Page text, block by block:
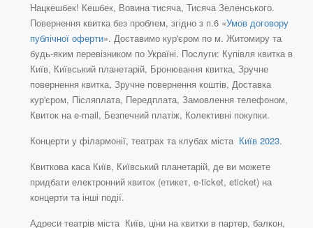
Нацкешбек! Кешбек, Вовина тисяча, Тисяча Зеленського.
Повернення квитка без проблем, згідно з п.6 «Умов договору
публічної оферти». Доставимо кур'єром по м. Житомиру та
будь-яким перевізником по Україні. Послуги: Купівля квитка в
Київ, Київський планетарій, Бронювання квитка, Зручне
повернення квитка, Зручне повернення коштів, Доставка
кур'єром, Післяплата, Передплата, Замовлення телефоном,
Квиток на e-mail, Безпечний платіж, Колективні покупки.
Концерти у філармонії, театрах та клубах міста Київ 2023.
Квиткова каса Київ, Київський планетарій, де ви можете
придбати електронний квиток (етикет, e-ticket, eticket) на
концерти та інші події.
Адреси театрів міста Київ, ціни на квитки в партер, балкон,